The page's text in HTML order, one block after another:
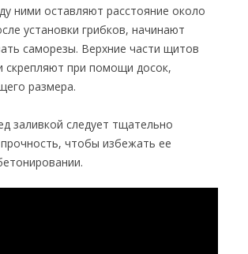
ними оставляют расстояние около
установки грибков, начинают
саморезы. Верхние части щитов
скрепляют при помощи досок,
размера.
заливкой следует тщательно
чтобы избежать ее